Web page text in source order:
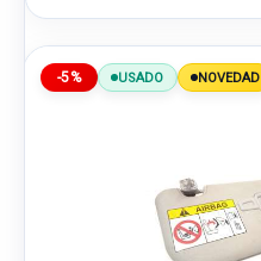
-5% USADO NOVEDAD